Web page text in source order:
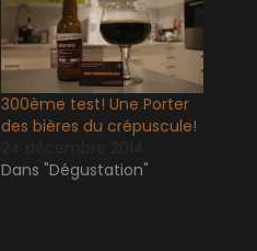
300ème test! Une Porter
des bières du crépuscule!
Dans "Dégustation"